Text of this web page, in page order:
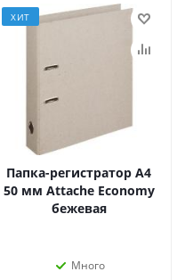
ХИТ
Папка-регистратор А4
50 мм Attache Economy
бежевая
Много